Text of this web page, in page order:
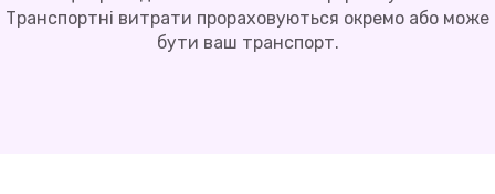
Транспортні витрати прораховуються окремо або може
бути ваш транспорт.